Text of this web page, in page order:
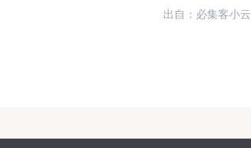
出自：必集客小云